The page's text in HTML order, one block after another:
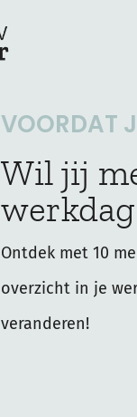
VOORDAT
Wil jij
Ontdek met 10
overzicht in je
veranderen!